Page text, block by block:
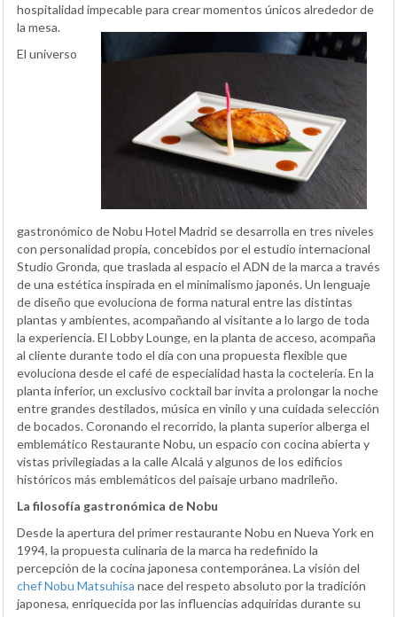
hospitalidad impecable para crear momentos únicos alrededor de
la mesa.
El universo
gastronómico de Nobu Hotel Madrid se desarrolla en tres niveles
con personalidad propia, concebidos por el estudio internacional
Studio Gronda, que traslada al espacio el ADN de la marca a través
de una estética inspirada en el minimalismo japonés. Un lenguaje
de diseño que evoluciona de forma natural entre las distintas
plantas y ambientes, acompañando al visitante a lo largo de toda
la experiencia. El Lobby Lounge, en la planta de acceso, acompaña
al cliente durante todo el día con una propuesta flexible que
evoluciona desde el café de especialidad hasta la coctelería. En la
planta inferior, un exclusivo cocktail bar invita a prolongar la noche
entre grandes destilados, música en vinilo y una cuidada selección
de bocados. Coronando el recorrido, la planta superior alberga el
emblemático Restaurante Nobu, un espacio con cocina abierta y
vistas privilegiadas a la calle Alcalá y algunos de los edificios
históricos más emblemáticos del paisaje urbano madrileño.
La filosofía gastronómica de Nobu
Desde la apertura del primer restaurante Nobu en Nueva York en
1994, la propuesta culinaria de la marca ha redefinido la
percepción de la cocina japonesa contemporánea. La visión del
chef Nobu Matsuhisa nace del respeto absoluto por la tradición
japonesa, enriquecida por las influencias adquiridas durante su